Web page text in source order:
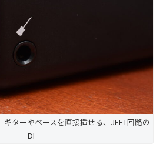
ターやベースを直接挿せる、JFET回路の
DI